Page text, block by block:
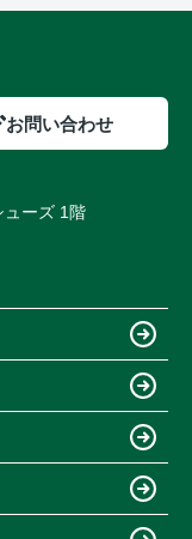
お問い合わせ
ューズ 1階